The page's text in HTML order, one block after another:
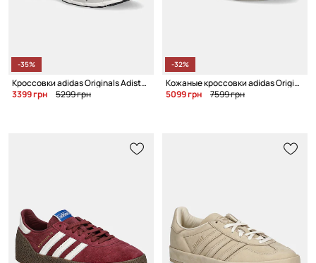
-35%
Кроссовки adidas Originals Adistar Control 5
3399 грн
5299 грн
-32%
Кожаные кроссовки adidas Originals Gazelle Indoor Lux
5099 грн
7599 грн